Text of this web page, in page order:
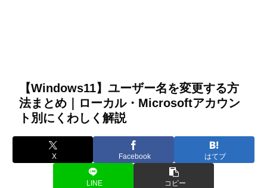
【Windows11】ユーザー名を変更する方
法まとめ｜ローカル・Microsoftアカウン
ト別にくわしく解説
X Facebook はてブ
LINE コピー